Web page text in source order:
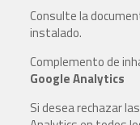
Consulte la
instalado.
Complemento de
Google Analytics
Si desea rechazar